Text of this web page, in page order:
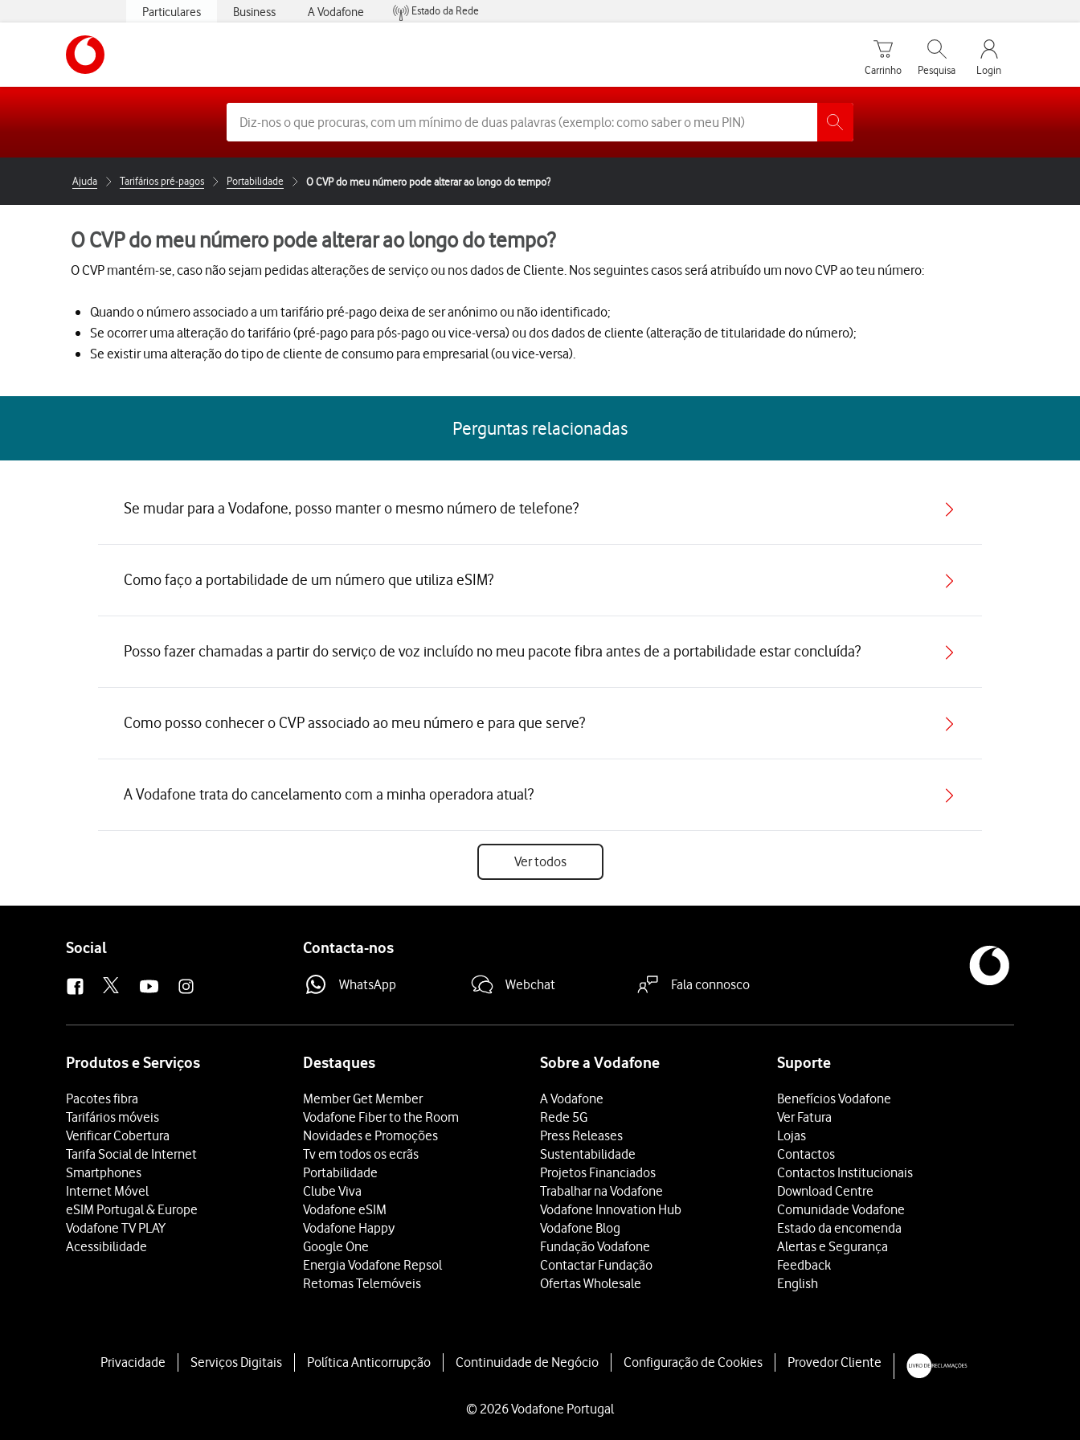
Particulares Business A Vodafone
Estado da Rede
Carrinho de compras
Carrinho
Pesquisar
Pesquisa
My Vodafone
Login
Ajuda Tarifários pré-pagos Portabilidade O CVP do meu número pode alterar ao longo do tempo?
O CVP do meu número pode alterar ao longo do tempo?
O CVP mantém-se, caso não sejam pedidas alterações de serviço ou nos dados de Cliente. Nos seguintes casos será atribuído um novo CVP ao teu número:
Quando o número associado a um tarifário pré-pago deixa de ser anónimo ou não identificado;
Se ocorrer uma alteração do tarifário (pré-pago para pós-pago ou vice-versa) ou dos dados de cliente (alteração de titularidade do número);
Se existir uma alteração do tipo de cliente de consumo para empresarial (ou vice-versa).
Perguntas relacionadas
Se mudar para a Vodafone, posso manter o mesmo número de telefone?
Como faço a portabilidade de um número que utiliza eSIM?
Posso fazer chamadas a partir do serviço de voz incluído no meu pacote fibra antes de a portabilidade estar concluída?
Como posso conhecer o CVP associado ao meu número e para que serve?
A Vodafone trata do cancelamento com a minha operadora atual?
Ver todos
Follow
Social Contacta-nos
WhatsApp Webchat Fala connosco
Produtos e Serviços
Pacotes fibra
Tarifários móveis
Verificar Cobertura
Tarifa Social de Internet
Smartphones
Internet Móvel
eSIM Portugal & Europe
Vodafone TV PLAY
Acessibilidade
Destaques
Member Get Member
Vodafone Fiber to the Room
Novidades e Promoções
Tv em todos os ecrãs
Portabilidade
Clube Viva
Vodafone eSIM
Vodafone Happy
Google One
Energia Vodafone Repsol
Retomas Telemóveis
Sobre a Vodafone
A Vodafone
Rede 5G
Press Releases
Sustentabilidade
Projetos Financiados
Trabalhar na Vodafone
Vodafone Innovation Hub
Vodafone Blog
Fundação Vodafone
Contactar Fundação
Ofertas Wholesale
Suporte
Benefícios Vodafone
Ver Fatura
Lojas
Contactos
Contactos Institucionais
Download Centre
Comunidade Vodafone
Estado da encomenda
Alertas e Segurança
Feedback
English
Privacidade Serviços Digitais Política Anticorrupção Continuidade de Negócio Configuração de Cookies Provedor Cliente
© 2026 Vodafone Portugal